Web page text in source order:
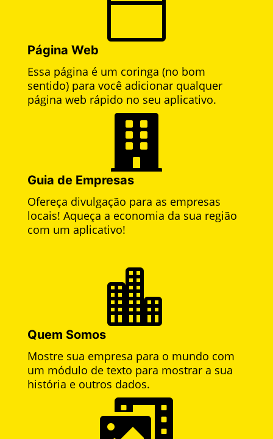

Página Web
Essa página é um coringa (no bom
sentido) para você adicionar qualquer
página web rápido no seu aplicativo.

Guia de Empresas
Ofereça divulgação para as empresas
locais! Aqueça a economia da sua região
com um aplicativo!

Quem Somos
Mostre sua empresa para o mundo com
um módulo de texto para mostrar a sua
história e outros dados.
